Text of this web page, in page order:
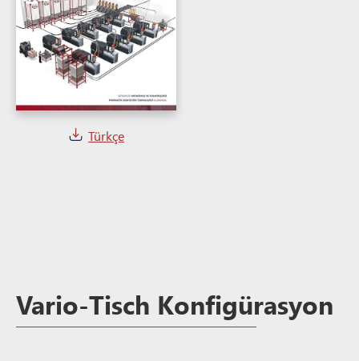
Türkçe
Vario-Tisch Konfigürasyon